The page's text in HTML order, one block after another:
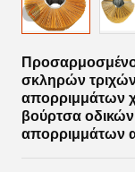
σκληρών
απορριμμάτων
βούρτσα
απορριμμάτων